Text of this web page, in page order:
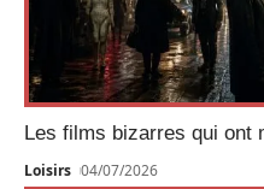
Les films bizarres qui ont
Loisirs 04/07/2026